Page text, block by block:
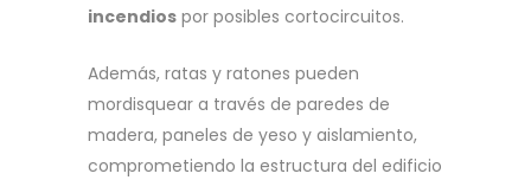
incendios por posibles cortocircuitos.
Además, ratas y ratones pueden
mordisquear a través de paredes de
madera, paneles de yeso y aislamiento,
comprometiendo la estructura del edificio